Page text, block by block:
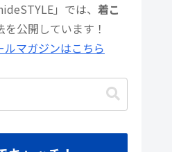
」では、 着こ
を公開しています！
マガジンはこちら